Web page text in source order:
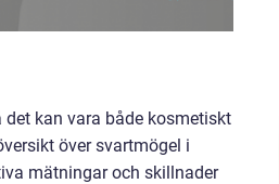
kan vara både kosmetiskt
över svartmögel i
mätningar och skillnader